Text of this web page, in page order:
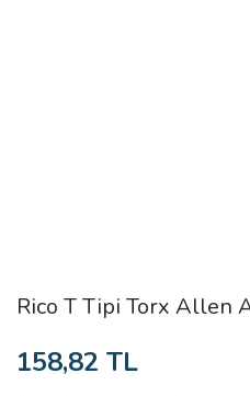
Rico T Tipi Torx Allen
158,82 TL